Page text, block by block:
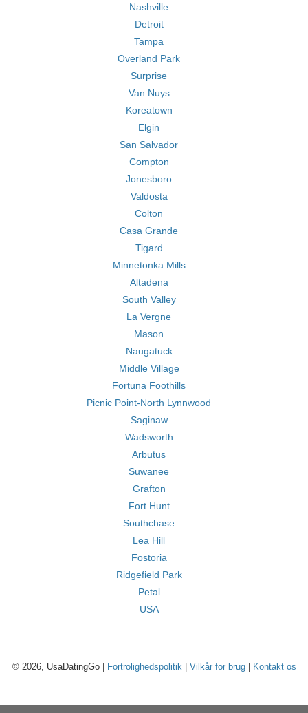
Nashville
Detroit
Tampa
Overland Park
Surprise
Van Nuys
Koreatown
Elgin
San Salvador
Compton
Jonesboro
Valdosta
Colton
Casa Grande
Tigard
Minnetonka Mills
Altadena
South Valley
La Vergne
Mason
Naugatuck
Middle Village
Fortuna Foothills
Picnic Point-North Lynnwood
Saginaw
Wadsworth
Arbutus
Suwanee
Grafton
Fort Hunt
Southchase
Lea Hill
Fostoria
Ridgefield Park
Petal
USA
© 2026, UsaDatingGo | Fortrolighedspolitik| Vilkår for brug| Kontakt os